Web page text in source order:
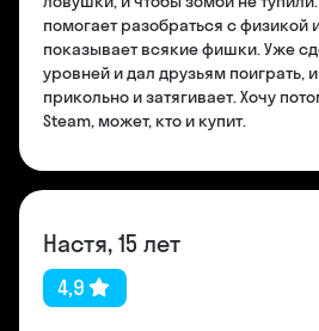
помогает разобраться с физикой
показывает всякие фишки. Уже
уровней и дал друзьям поиграть,
прикольно и затягивает. Хочу
Steam, может, кто и купит.
Настя, 15 лет
4,9